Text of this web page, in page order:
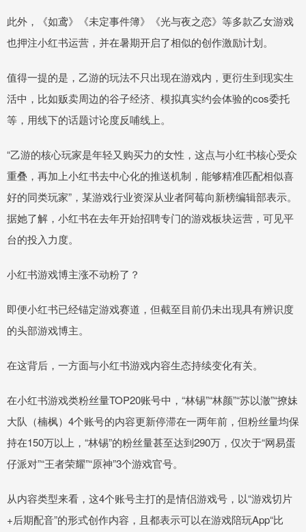
此外，《如鸢》《未定事件簿》《光与夜之恋》等多款乙女游戏
也押注小红书运营，并在暑期开启了相似的创作激励计划。
值得一提的是，乙游的玩法不只出现在游戏内，更衍生到现实生
活中，比如贩卖周边的谷子经济、模拟真实约会体验的cos委托
等，用线下的话题讨论度反哺线上。
“乙游的核心玩家是年轻又购买力的女性，这点与小红书核心受众
重叠，再加上小红书去中心化的推送机制，能够精准匹配相似喜
好的同类玩家”，某游戏行业资深从业者阿莓向新榜编辑部表示。
据她了解，小红书在去年开始招聘专门的游戏板块运营，可见平
台的投入力度。
小红书游戏博主涨不动粉了？
即便小红书已经锚定游戏赛道，但截至目前仍未出现具有辨识度
的头部游戏博主。
在这背后，一方面与小红书游戏内容生态持续变化有关。
在小红书游戏类粉丝量TOP20账号中，“林锡”“林颜”“苏以澈”“撩妹
大队（楠枫）4个账号的内容更新停滞在一两年前，但粉丝量均保
持在150万以上，“林锡”的粉丝量甚至达到290万，仅次于“网易蛋
仔派对”“王者荣耀”“原神”3个游戏官号。
从内容类型来看，这4个账号主打的是情侣游戏号，以“游戏切片
+后期配音”的形式创作内容，且都表示可以在游戏陪玩App“比